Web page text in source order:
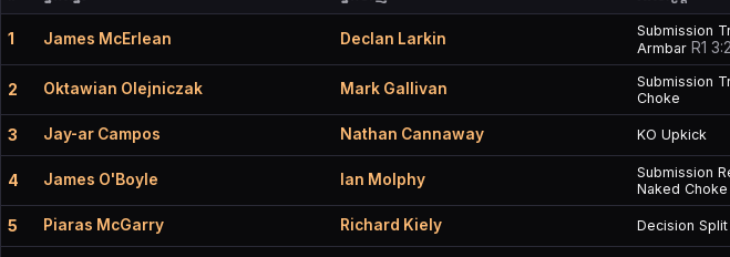
1 James McErlean Declan Larkin
Submission
Armbar R1
2 Oktawian Olejniczak Mark Gallivan
Submission
Choke
3 Jay-ar Campos Nathan Cannaway KO Upkick
4 James O'Boyle Ian Molphy
Submission
Naked Choke
5 Piaras McGarry Richard Kiely Decision Split